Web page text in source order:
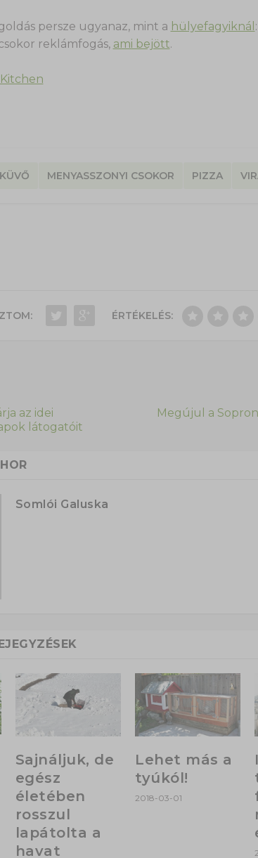
persze ugyanaz, mint a hülyefagyiknál
reklámfogás, ami bejött.
MENYASSZONYI CSOKOR PIZZA
ÉRTÉKELÉS:
az idei
látogatóit
Megújul a
Somlói Galuska
Sajnáljuk, de
egész
életében
rosszul
lapátolta a
havat
Lehet más a
tyúkól!
2018-03-01